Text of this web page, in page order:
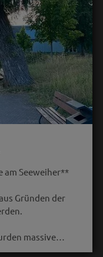
am Seeweiher**
Gründen der
massive…